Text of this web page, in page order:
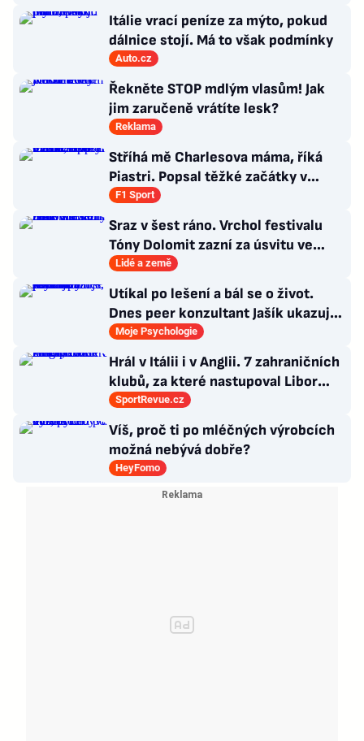
Itálie vrací peníze za mýto, pokud
dálnice stojí. Má to však podmínky
Auto.cz
Řekněte STOP mdlým vlasům! Jak
jim zaručeně vrátíte lesk?
Reklama
Stříhá mě Charlesova máma, říká
Piastri. Popsal těžké začátky v
motorsportu
F1 Sport
Sraz v šest ráno. Vrchol festivalu
Tóny Dolomit zazní za úsvitu ve
3000 metrech
Lidé a země
Utíkal po lešení a bál se o život.
Dnes peer konzultant Jašík ukazuje,
že cesta z psychózy existuje
Moje Psychologie
Hrál v Itálii i v Anglii. 7 zahraničních
klubů, za které nastupoval Libor
Kozák
SportRevue.cz
Víš, proč ti po mléčných výrobcích
možná nebývá dobře?
HeyFomo